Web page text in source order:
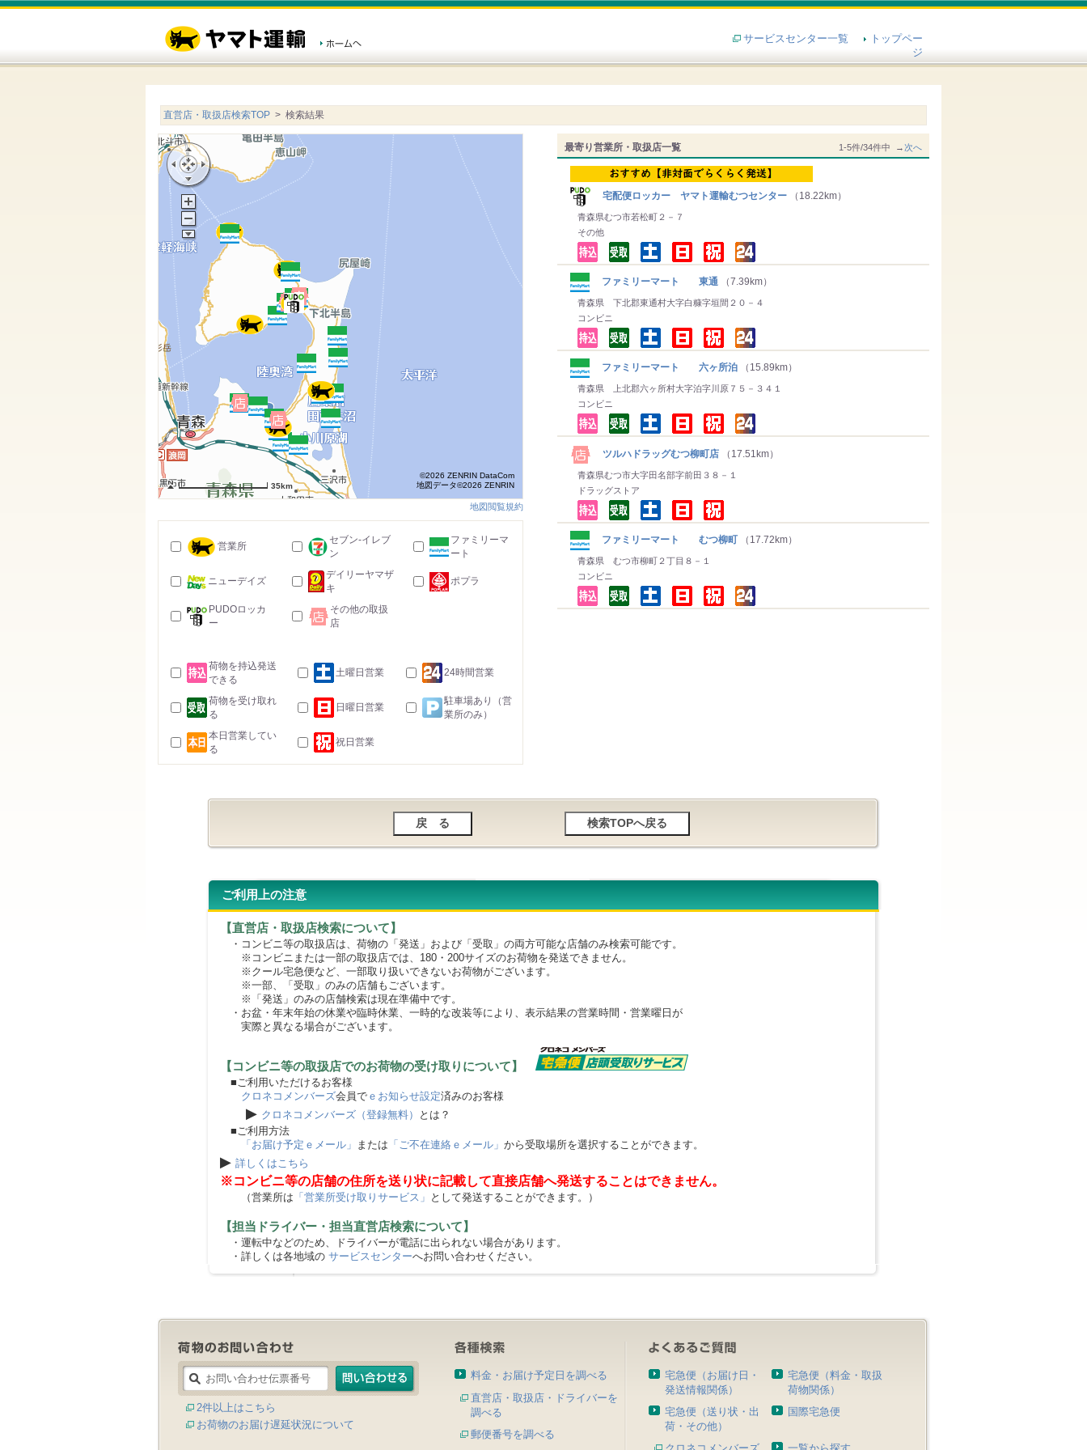
サービスセンター一覧
トップペー
ジ
直営店・取扱店検索TOP > 検索結果
最寄り営業所・取扱店一覧 1-5件/34件中 →次へ
宅配便ロッカー ヤマト運輸むつセンター （18.22km）
青森県むつ市若松町２－７
その他
ファミリーマート 東通 （7.39km）
青森県 下北郡東通村大字白糠字垣間２０－４
コンビニ
ファミリーマート 六ヶ所泊 （15.89km）
青森県 上北郡六ヶ所村大字泊字川原７５－３４１
コンビニ
ツルハドラッグむつ柳町店 （17.51km）
青森県むつ市大字田名部字前田３８－１
ドラッグストア
ファミリーマート むつ柳町 （17.72km）
青森県 むつ市柳町２丁目８－１
コンビニ
35km
©2026 ZENRIN DataCom
地図データ©2026 ZENRIN
地図閲覧規約
営業所
セブン-イレブ
ン
ファミリーマ
ート
ニューデイズ
デイリーヤマザ
キ
ポプラ
PUDOロッカ
ー
その他の取扱
店
荷物を持込発送
できる
土曜日営業 24時間営業
荷物を受け取れ
る
日曜日営業
駐車場あり（営
業所のみ）
本日営業してい
る
祝日営業
ご利用上の注意
【直営店・取扱店検索について】
・コンビニ等の取扱店は、荷物の「発送」および「受取」の両方可能な店舗のみ検索可能です。
※コンビニまたは一部の取扱店では、180・200サイズのお荷物を発送できません。
※クール宅急便など、一部取り扱いできないお荷物がございます。
※一部、「受取」のみの店舗もございます。
※「発送」のみの店舗検索は現在準備中です。
・お盆・年末年始の休業や臨時休業、一時的な改装等により、表示結果の営業時間・営業曜日が
実際と異なる場合がございます。
【コンビニ等の取扱店でのお荷物の受け取りについて】
■ご利用いただけるお客様
クロネコメンバーズ会員で ｅお知らせ設定済みのお客様
▶ クロネコメンバーズ（登録無料）
とは？
■ご利用方法
「お届け予定ｅメール」 または 「ご不在連絡ｅメール」 から受取場所を選択することができます。
▶ 詳しくはこちら
※コンビニ等の店舗の住所を送り状に記載して直接店舗へ発送することはできません。
（営業所は 「営業所受け取りサービス」 として発送することができます。）
【担当ドライバー・担当直営店検索について】
・運転中などのため、ドライバーが電話に出られない場合があります。
・詳しくは各地域の サービスセンターへお問い合わせください。
2件以上はこちら
お荷物のお届け遅延状況について
料金・お届け予定日を調べる
直営店・取扱店・ドライバーを
調べる
郵便番号を調べる
宅急便（お届け日・
発送情報関係）
宅急便（料金・取扱
荷物関係）
宅急便（送り状・出
荷・その他）
国際宅急便